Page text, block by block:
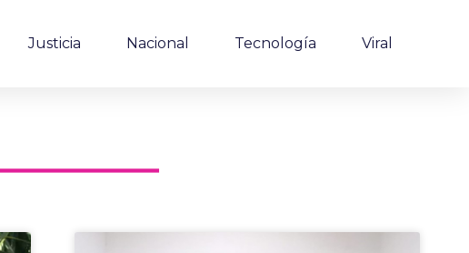
Justicia Nacional Tecnología Viral